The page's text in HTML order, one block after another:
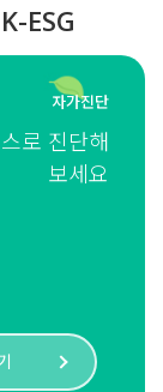
ESG
자가진단
로 진단해
보세요